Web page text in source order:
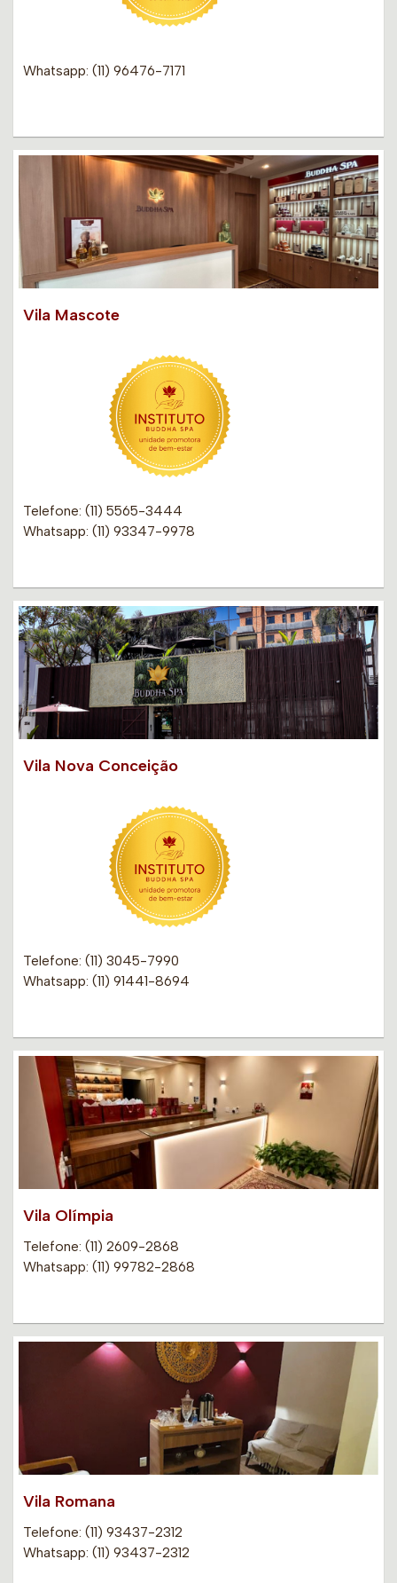
Whatsapp: (11) 96476-7171
Vila Mascote
Telefone: (11) 5565-3444
Whatsapp: (11) 93347-9978
Vila Nova Conceição
Telefone: (11) 3045-7990
Whatsapp: (11) 91441-8694
Vila Olímpia
Telefone: (11) 2609-2868
Whatsapp: (11) 99782-2868
Vila Romana
Telefone: (11) 93437-2312
Whatsapp: (11) 93437-2312